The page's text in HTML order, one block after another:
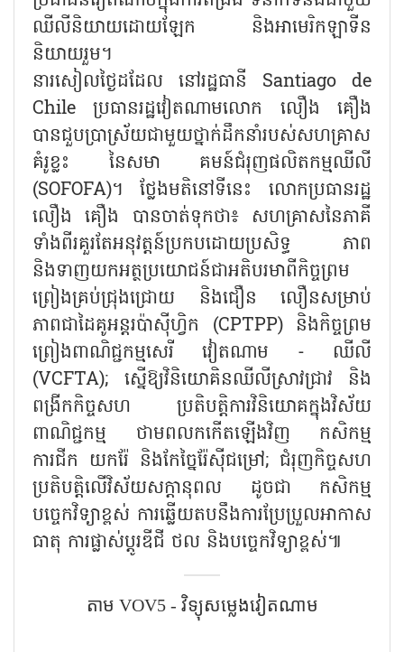
ឈីលីនិយាយដោយឡែក និងអាមេរិកឡាទីន
និយាយរួម។
នារសៀលថ្ងៃដដែល នៅរដ្ឋធានី Santiago de
Chile ប្រធានរដ្ឋវៀតណាមលោក លឿង គឿង
បានជួបប្រាស្រ័យជាមួយថ្នាក់ដឹកនាំរបស់សហគ្រាស
គំរូខ្លះ នៃសមា គមន៍ជំរុញផលិតកម្មឈីលី
(SOFOFA)។ ថ្លែងមតិនៅទីនេះ លោកប្រធានរដ្ឋ
លឿង គឿង បានចាត់ទុកថា៖ សហគ្រាសនៃភាគី
ទាំងពីរគួរតែអនុវត្តន៍ប្រកបដោយប្រសិទ្ធ ភាព
និងទាញយកអត្ថប្រយោជន៍ជាអតិបរមាពីកិច្ចព្រម
ព្រៀងគ្រប់ជ្រុងជ្រោយ និងជឿន លឿនសម្រាប់
ភាពជាដៃគូអន្តរប៉ាស៊ីហ្វិក (CPTPP) និងកិច្ចព្រម
ព្រៀងពាណិជ្ជកម្មសេរី វៀតណាម - ឈីលី
(VCFTA); ស្នើឱ្យវិនិយោគិនឈីលីស្រាវជ្រាវ និង
ពង្រីកកិច្ចសហ ប្រតិបត្តិការវិនិយោគក្នុងវិស័យ
ពាណិជ្ជកម្ម ថាមពលកកើតឡើងវិញ កសិកម្ម
ការជីក យករ៉ែ និងកែច្នៃរ៉ែស៊ីជម្រៅ; ជំរុញកិច្ចសហ
ប្រតិបត្តិលើវិស័យសក្តានុពល ដូចជា កសិកម្ម
បច្ចេកវិទ្យាខ្ពស់ ការឆ្លើយតបនឹងការប្រែប្រួលអាកាស
ធាតុ ការផ្លាស់ប្តូរឌីជី ថល និងបច្ចេកវិទ្យាខ្ពស់៕
តាម​ VOV5 - វិទ្យុសម្លេងវៀតណាម